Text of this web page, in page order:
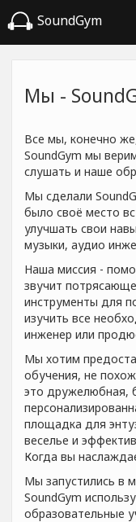
SoundGym
Мы -
Все мы, конечно
SoundGym мы
слушать и наше
Мы сделали
было своё место
улучшать свои
музыки, аудио
Наша миссия -
звучит
инструменты для
изучить все
инженер или
Мы хотим
обучения, не
это дружелюбная,
площадка для
веселье и
Когда вы
Мы запустились в
SoundGym
образовательные